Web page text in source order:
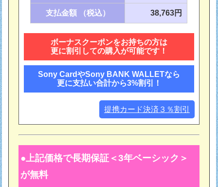
支払金額 （税込） 38,763円
ボーナスクーポンをお持ちの方は
更に割引しての購入が可能です！
Sony CardやSony BANK WALLETなら
更に支払い合計から3%割引！
提携カード決済３％割引
上記価格で長期保証＜3年ベーシック＞
が無料